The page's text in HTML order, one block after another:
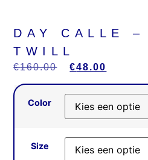
DAY CALLE –
TWILL
€160.00 €48.00
Color
Size